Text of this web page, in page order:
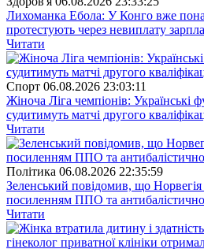
Лихоманка Ебола: У Конго вже
протестують через невиплату
Читати
Спорт 06.08.2026 23:03:11
Жіноча Ліга чемпіонів: Українські
судитимуть матчі другого
Читати
Полiтика 06.08.2026 22:35:59
Зеленський повідомив, що
посиленням ППО та
Читати